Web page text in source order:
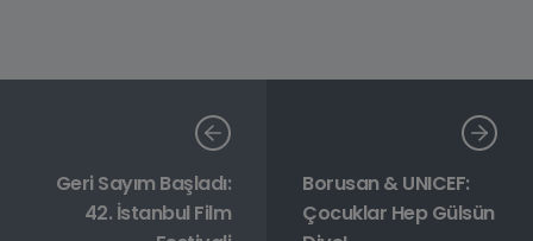
Geri Sayım Başladı:
42. İstanbul Film
Borusan & UNICEF:
Çocuklar Hep Gülsün